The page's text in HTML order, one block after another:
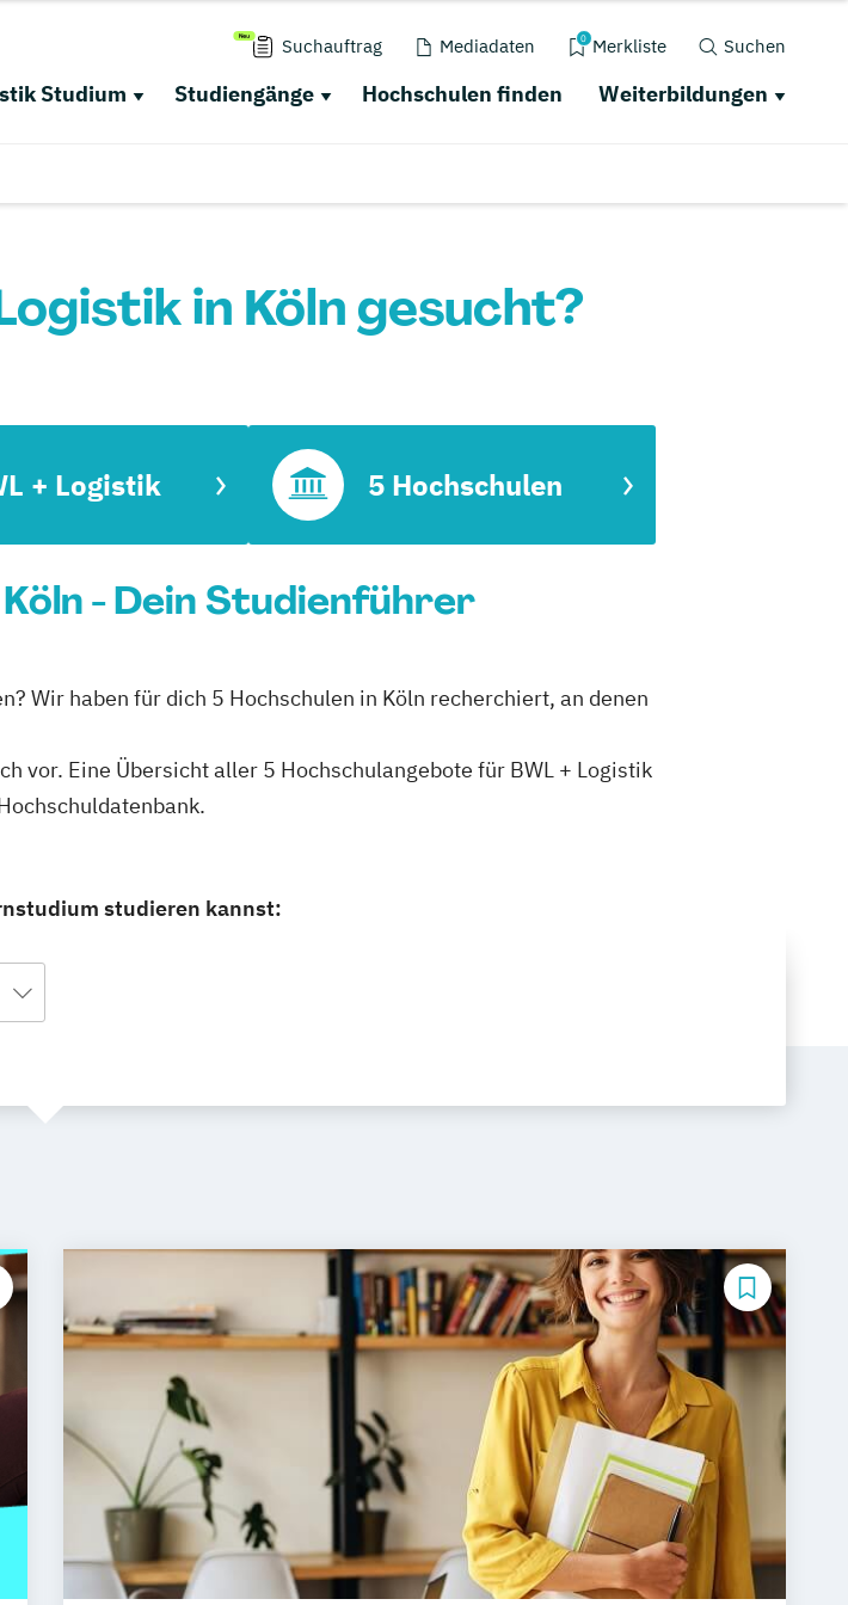
Suchauftrag Mediadaten 0 Merkliste Suchen
Studium Studiengänge Hochschulen finden Weiterbildungen
in Köln gesucht?
+ Logistik 5 Hochschulen
- Dein Studienführer
Wir haben für dich 5 Hochschulen in Köln recherchiert, an denen
vor. Eine Übersicht aller 5 Hochschulangebote für BWL + Logistik
studieren kannst: